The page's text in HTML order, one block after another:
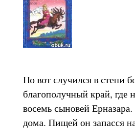
Но вот случился в степи
благополучный край, где
восемь сыновей
дома. Пищей он запасся